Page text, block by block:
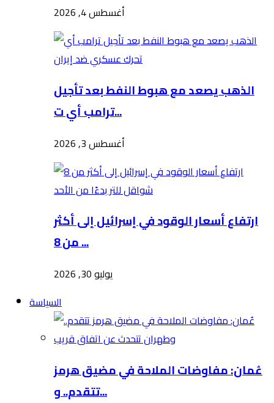
أغسطس 4, 2026
الذهب يصعد مع هبوط النفط بعد تأجيل
ترامب أي ت...
أغسطس 3, 2026
ارتفاع أسعار الوقود في إسرائيل إلى أكثر
من 8 ...
يوليو 30, 2026
السياسة
عُمان: مفاوضات الملاحة في مضيق هرمز
تتقدم.. و...